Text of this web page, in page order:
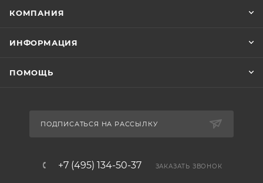
КОМПАНИЯ
ИНФОРМАЦИЯ
ПОМОЩЬ
ПОДПИСАТЬСЯ НА РАССЫЛКУ
+7 (495) 134-50-37 ЗАКАЗАТЬ ЗВОНОК